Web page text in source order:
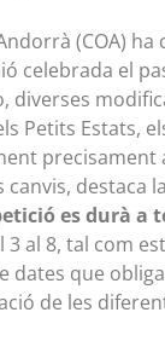
(COA) ha
celebrada el
diverses
Petits Estats,
canvis, destaca
es durà a
3 al 8, tal com
dates que
de les